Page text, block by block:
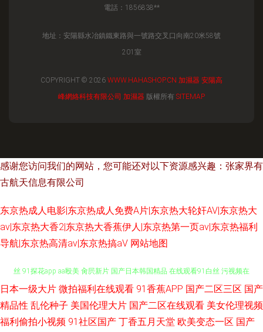
電話：1856838**
地址：安陽縣水冶鎮鐵東路與一號路交叉口向南20米58號
201室
COPYRIGHT © 2026 WWW.HAHASHOP.CN 加濕器 安陽高
峰網絡科技有限公司 加濕器 版權所有 SITEMAP
感谢您访问我们的网站，您可能还对以下资源感兴趣：张家界有
古航天信息有限公司
东京热成人电影|东京热成人免费A片|东京热大轮奸AV|东京热大
av|东京热大香2|东京热大香蕉伊人|东京热第一页av|东京热福利
导航|东京热高清av|东京热搞aV 网站地图
亚洲在线一区 老司机av影院 91夫妻交换视频 91视频网站网址 91免费看片白
丝 91探花app aa殴美 肏屄新片 国产日本韩国精品 在线观看91白丝 污视频在
日本一级大片 微拍福利在线观看 91香蕉APP 国产二区三区 国产
精品性 乱伦种子 美国伦理大片 国产二区在线观看 美女伦理视频
福利偷拍小视频 91社区国产 丁香五月天堂 欧美变态一区 国产